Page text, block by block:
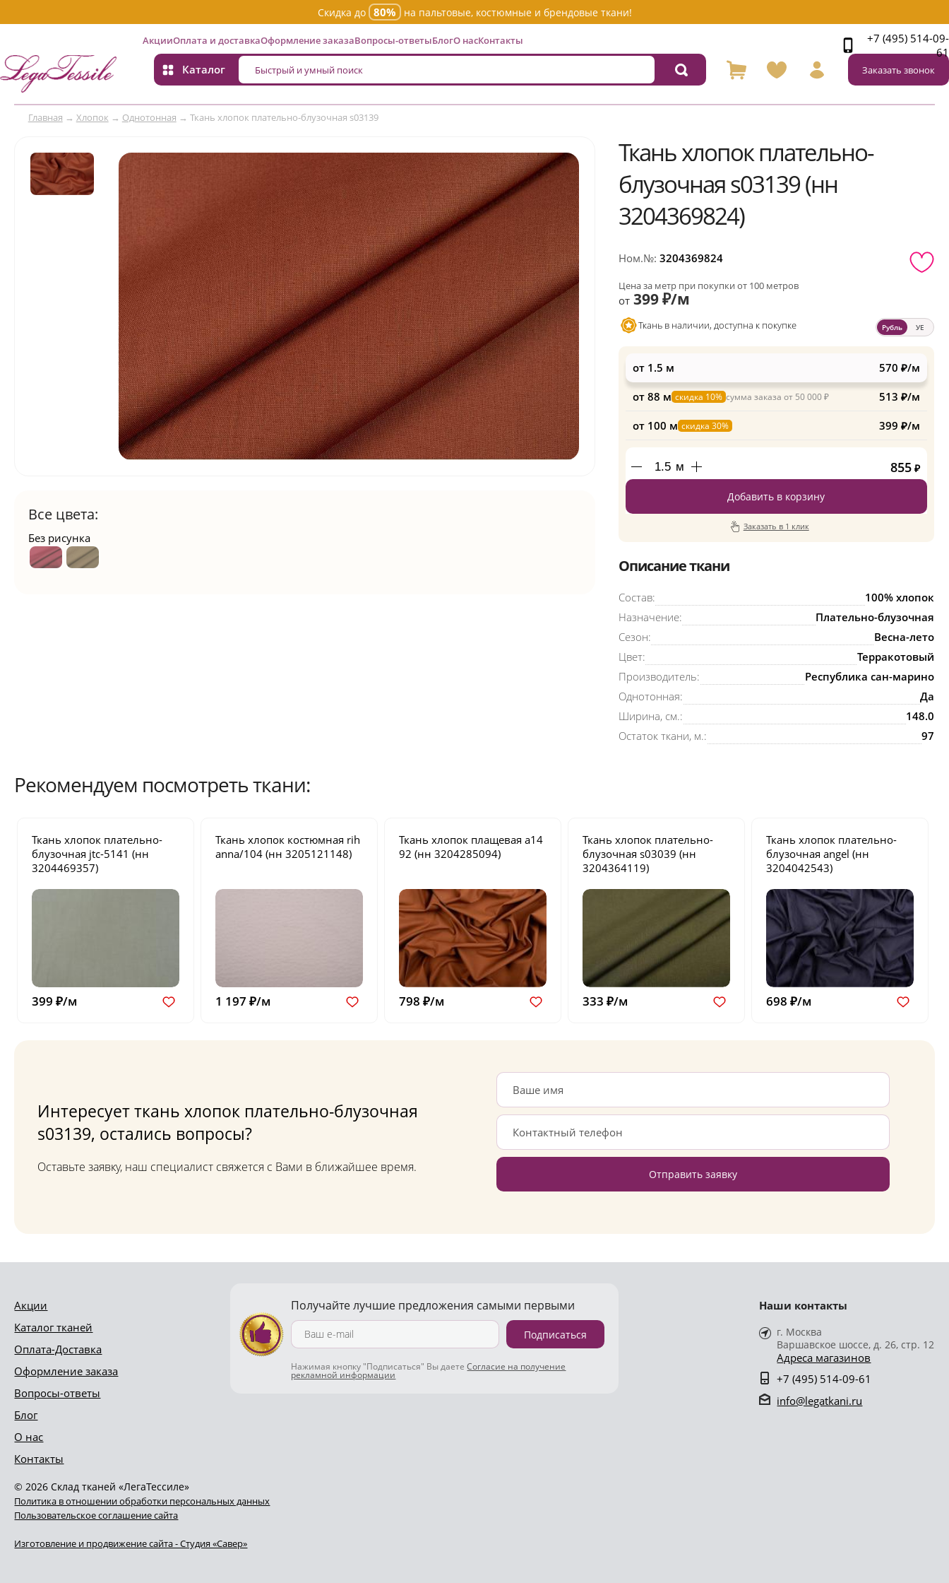
Скидка до 80% на пальтовые, костюмные и брендовые ткани!
АкцииОплата и доставкаОформление заказаВопросы-ответыБлогО насКонтакты
Каталог
+7 (495) 514-09-
61
Заказать звонок
Главная → Хлопок → Однотонная → Ткань хлопок плательно-блузочная s03139
Все цвета:
Без рисунка
Ткань хлопок плательно-
блузочная s03139 (нн
3204369824)
Ном.№: 3204369824
Цена за метр при покупки от 100 метров
от399 ₽/м
Ткань в наличии, доступна к покупке Рубль УЕ
от 1.5 м 570 ₽/м
от 88 м скидка 10% сумма заказа от 50 000 ₽ 513 ₽/м
от 100 м скидка 30% 399 ₽/м
м 855 ₽
Добавить в корзину
Заказать в 1 клик
Описание ткани
Состав:
100% хлопок
Назначение:
Плательно-блузочная
Сезон:
Весна-лето
Цвет:
Терракотовый
Производитель:
Республика сан-марино
Однотонная:
Да
Ширина, см.:
148.0
Остаток ткани, м.:
97
Рекомендуем посмотреть ткани:
Ткань хлопок плательно-
блузочная jtc-5141 (нн
3204469357)
399 ₽/м
Ткань хлопок костюмная rih
anna/104 (нн 3205121148)
1 197 ₽/м
Ткань хлопок плащеваяa14
92 (нн 3204285094)
798 ₽/м
Ткань хлопок плательно-
блузочнаяs03039 (нн
3204364119)
333 ₽/м
Ткань хлопок плательно-
блузочнаяangel (нн
3204042543)
698 ₽/м
Интересует ткань хлопок плательно-блузочная
s03139, остались вопросы?
Оставьте заявку, наш специалист свяжется с Вами в ближайшее время. Отправить заявку
Акции
Каталог тканей
Оплата-Доставка
Оформление заказа
Вопросы-ответы
Блог
О нас
Контакты
Получайте лучшие предложения самыми первыми
Подписаться
Нажимая кнопку "Подписаться" Вы даетеСогласие на получение
рекламной информации
Наши контакты
г. Москва
Варшавское шоссе, д. 26, стр. 12
Адреса магазинов
+7 (495) 514-09-61
info@legatkani.ru
© 2026 Склад тканей «ЛегаТессиле»
Политика в отношении обработки персональных данных
Пользовательское соглашение сайта
Изготовление и продвижение сайта - Студия «Савер»